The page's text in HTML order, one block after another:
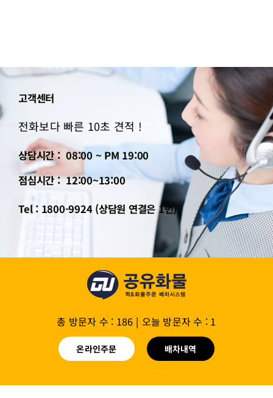
고객센터
전화보다 빠른 10초 견적 !
상담시간 : 08:00 ~ PM 19:00
점심시간 : 12:00~13:00
Tel : 1800-9924 (상담원 연결은 1번)
총 방문자 수 : 186 | 오늘 방문자 수 : 1
온라인주문 배차내역